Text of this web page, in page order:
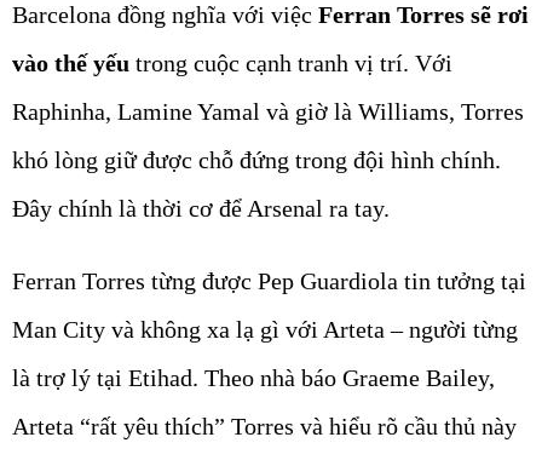
Barcelona đồng nghĩa với việc Ferran Torres sẽ rơi
vào thế yếu trong cuộc cạnh tranh vị trí. Với
Raphinha, Lamine Yamal và giờ là Williams, Torres
khó lòng giữ được chỗ đứng trong đội hình chính.
Đây chính là thời cơ để Arsenal ra tay.
Ferran Torres từng được Pep Guardiola tin tưởng tại
Man City và không xa lạ gì với Arteta – người từng
là trợ lý tại Etihad. Theo nhà báo Graeme Bailey,
Arteta “rất yêu thích” Torres và hiểu rõ cầu thủ này